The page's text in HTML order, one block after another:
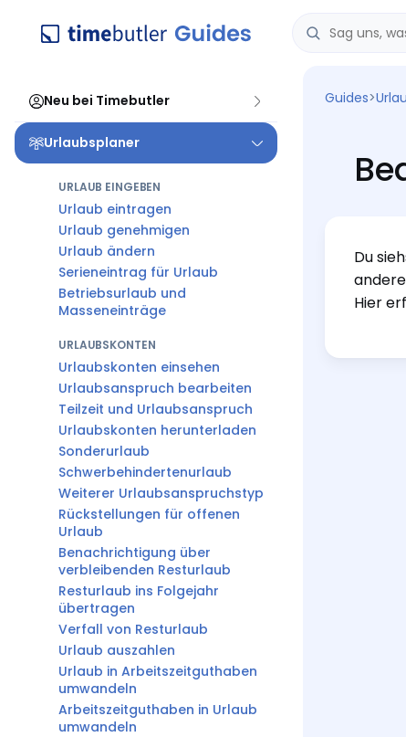
Neu bei Timebutler
Urlaubsplaner
URLAUB EINGEBEN
Urlaub eintragen
Urlaub genehmigen
Urlaub ändern
Serieneintrag für Urlaub
Betriebsurlaub und
Masseneinträge
URLAUBSKONTEN
Urlaubskonten einsehen
Urlaubsanspruch bearbeiten
Teilzeit und Urlaubsanspruch
Urlaubskonten herunterladen
Sonderurlaub
Schwerbehindertenurlaub
Weiterer Urlaubsanspruchstyp
Rückstellungen für offenen
Urlaub
Benachrichtigung über
verbleibenden Resturlaub
Resturlaub ins Folgejahr
übertragen
Verfall von Resturlaub
Urlaub auszahlen
Urlaub in Arbeitszeitguthaben
umwandeln
Arbeitszeitguthaben in Urlaub
umwandeln
Guides>
Du
Hier